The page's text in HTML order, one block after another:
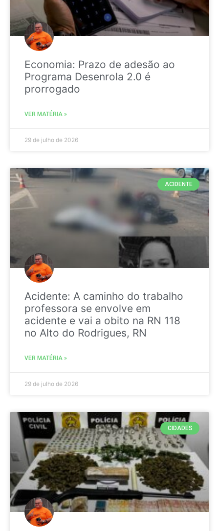
Economia: Prazo de adesão ao
Programa Desenrola 2.0 é
prorrogado
VER MATÉRIA »
29 de julho de 2026
ACIDENTE
Acidente: A caminho do trabalho
professora se envolve em
acidente e vai a obito na RN 118
no Alto do Rodrigues, RN
VER MATÉRIA »
29 de julho de 2026
CIDADES